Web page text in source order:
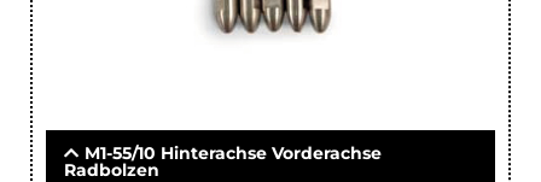
M1-55/10 Hinterachse Vorderachse
Radbolzen